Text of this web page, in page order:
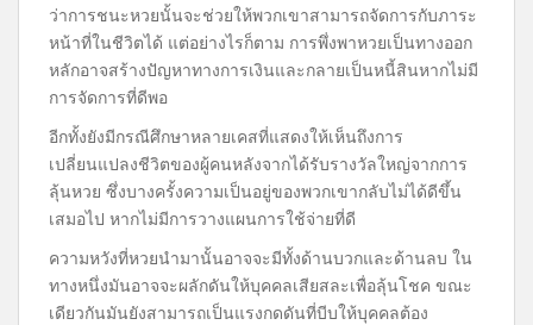
ว่าการชนะหวยนั้นจะช่วยให้พวกเขาสามารถจัดการกับภาระ
หน้าที่ในชีวิตได้ แต่อย่างไรก็ตาม การพึ่งพาหวยเป็นทางออก
หลักอาจสร้างปัญหาทางการเงินและกลายเป็นหนี้สินหากไม่มี
การจัดการที่ดีพอ
อีกทั้งยังมีกรณีศึกษาหลายเคสที่แสดงให้เห็นถึงการ
เปลี่ยนแปลงชีวิตของผู้คนหลังจากได้รับรางวัลใหญ่จากการ
ลุ้นหวย ซึ่งบางครั้งความเป็นอยู่ของพวกเขากลับไม่ได้ดีขึ้น
เสมอไป หากไม่มีการวางแผนการใช้จ่ายที่ดี
ความหวังที่หวยนำมานั้นอาจจะมีทั้งด้านบวกและด้านลบ ใน
ทางหนึ่งมันอาจจะผลักดันให้บุคคลเสียสละเพื่อลุ้นโชค ขณะ
เดียวกันมันยังสามารถเป็นแรงกดดันที่บีบให้บุคคลต้อง